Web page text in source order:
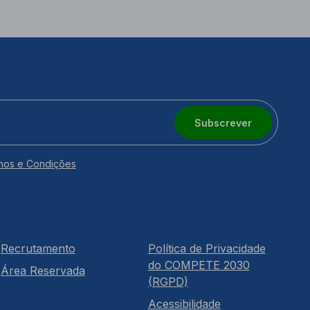
Subscrever
e Condições
Recrutamento
Área Reservada
Política de Privacidade
do COMPETE 2030
(RGPD)
Acessibilidade